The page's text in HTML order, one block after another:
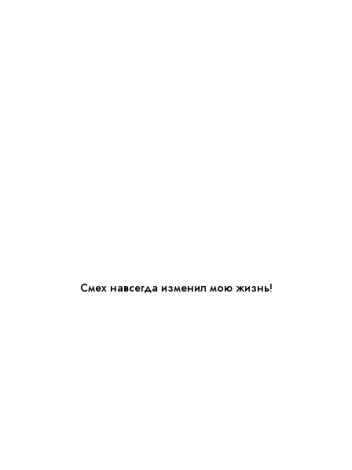
Смех навсегда изменил мою жизнь!